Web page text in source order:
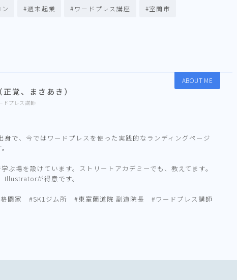
#週末起業 #ワードプレス講座 #室蘭市
ABOUT ME
覚、まさあき）
ドプレス講師
身で、今ではワードプレスを使った実践的なランディングページ
ぶ場を設けています。ストリートアカデミーでも、教えてます。
が得意です。
闘家 #SK1ジム所 #東室蘭道院 副道院長 #ワードプレス講師